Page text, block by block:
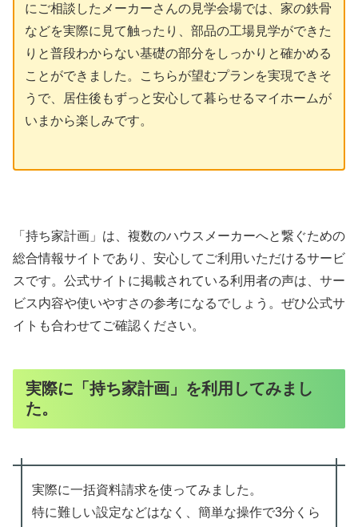
にご相談したメーカーさんの見学会場では、家の鉄骨
などを実際に見て触ったり、部品の工場見学ができた
りと普段わからない基礎の部分をしっかりと確かめる
ことができました。こちらが望むプランを実現できそ
うで、居住後もずっと安心して暮らせるマイホームが
いまから楽しみです。
「持ち家計画」は、複数のハウスメーカーへと繋ぐための
総合情報サイトであり、安心してご利用いただけるサービ
スです。公式サイトに掲載されている利用者の声は、サー
ビス内容や使いやすさの参考になるでしょう。ぜひ公式サ
イトも合わせてご確認ください。
実際に「持ち家計画」を利用してみまし
た。
実際に一括資料請求を使ってみました。
特に難しい設定などはなく、簡単な操作で3分くら